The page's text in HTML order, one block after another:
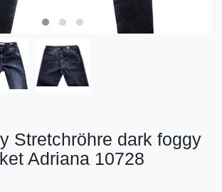
Stretchröhre dark foggy
Adriana 10728